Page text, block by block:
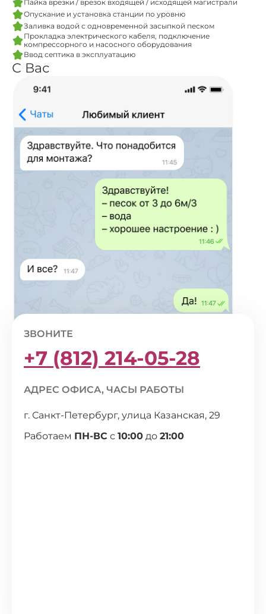
Пайка врезки / врезок входящей / исходящей магистрали
Опускание и установка станции по уровню
Заливка водой с одновременной засыпкой песком
Прокладка электрического кабеля, подключение
компрессорного и насосного оборудования
Ввод септика в эксплуатацию
С Вас
ЗВОНИТЕ
+7 (812) 214-05-28
АДРЕС ОФИСА, ЧАСЫ РАБОТЫ
г. Санкт-Петербург, улица Казанская, 29
Работаем ПН-ВС с 10:00 до 21:00